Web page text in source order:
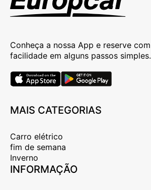
Conheça a nossa App e reserve com
facilidade em alguns passos simples.
MAIS CATEGORIAS
Carro elétrico
fim de semana
Inverno
INFORMAÇÃO